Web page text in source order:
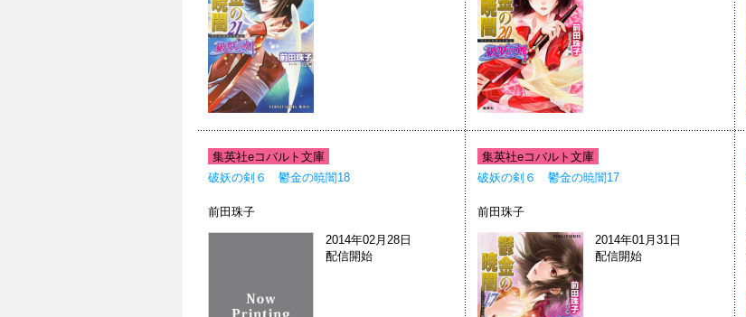
集英社eコバルト文庫
破妖の剣６ 鬱金の暁闇18
前田珠子
2014年02月28日
配信開始
集英社eコバルト文庫
破妖の剣６ 鬱金の暁闇17
前田珠子
2014年01月31日
配信開始